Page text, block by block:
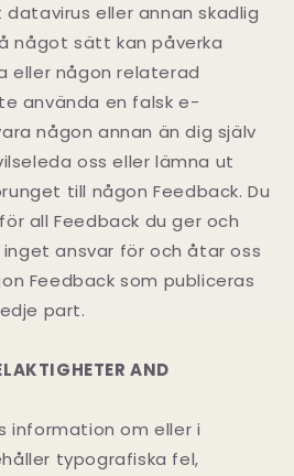
eller annan skadlig
något sätt kan påverka
eller någon relaterad
använda en falsk e-
någon annan än dig själv
oss eller lämna ut
till någon Feedback. Du
all Feedback du ger och
ansvar för och åtar oss
Feedback som publiceras
part.
AND
information om eller i
typografiska fel,